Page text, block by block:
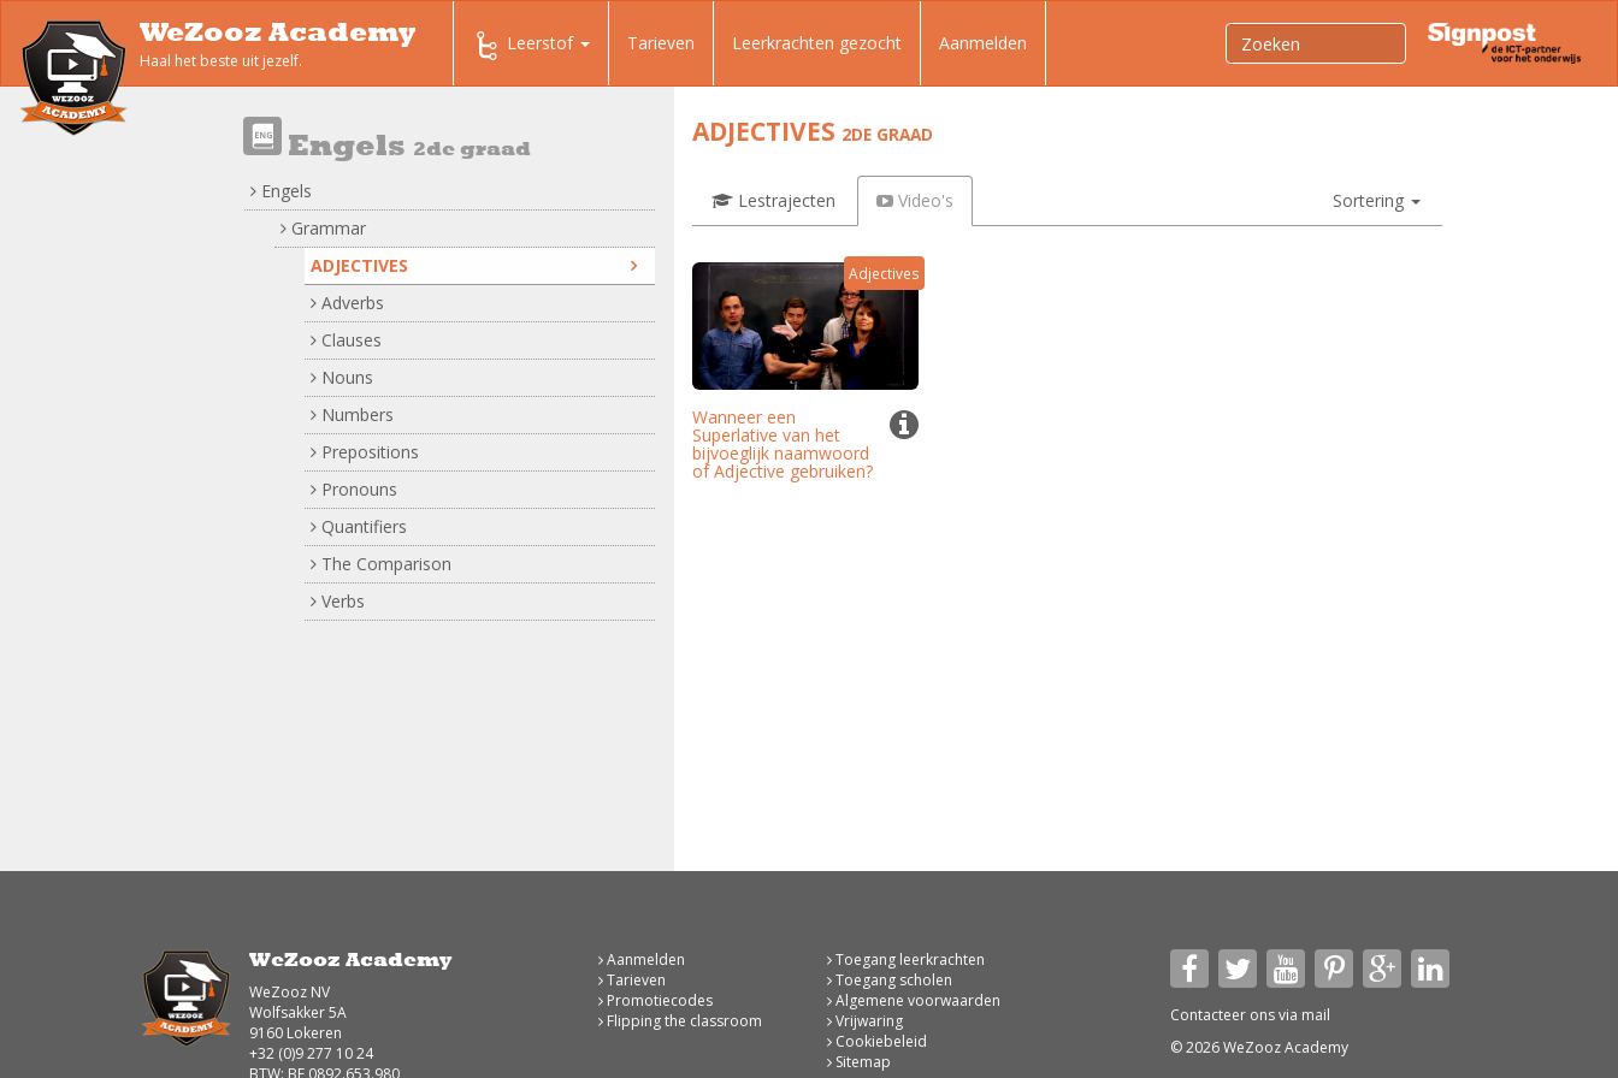
WeZooz Academy
Haal het beste uit jezelf.
Leerstof Tarieven Leerkrachten gezocht Aanmelden
Engels 2de graad
Engels
Grammar
ADJECTIVES
Adverbs
Clauses
Nouns
Numbers
Prepositions
Pronouns
Quantifiers
The Comparison
Verbs
ADJECTIVES 2DE GRAAD
Lestrajecten Video's Sortering
Adjectives
Wanneer een
Superlative van het
bijvoeglijk naamwoord
of Adjective gebruiken?
WeZooz Academy
WeZooz NV
Wolfsakker 5A
9160 Lokeren
+32 (0)9 277 10 24
BTW: BE 0892.653.980
Aanmelden
Tarieven
Promotiecodes
Flipping the classroom
Toegang leerkrachten
Toegang scholen
Algemene voorwaarden
Vrijwaring
Cookiebeleid
Sitemap
Contacteer ons via mail
© 2026 WeZooz Academy